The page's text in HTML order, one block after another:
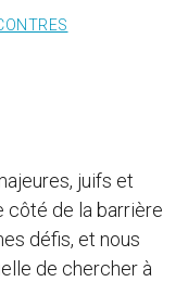
juifs et
côté de la barrière
défis, et nous
de chercher à